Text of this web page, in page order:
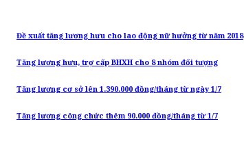
Đề xuất tăng lương hưu cho lao động nữ hưởng từ năm 2018
Tăng lương hưu, trợ cấp BHXH cho 8 nhóm đối tượng
Tăng lương cơ sở lên 1.390.000 đồng/tháng từ ngày 1/7
Tăng lương công chức thêm 90.000 đồng/tháng từ 1/7